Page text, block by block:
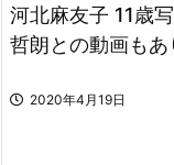
河北麻友子 11歳
哲朗との動画もあ
2020年4月19日